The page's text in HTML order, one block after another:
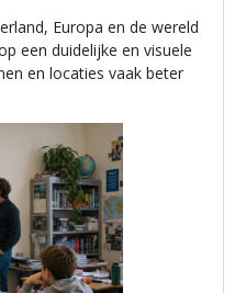
Europa en de wereld
een duidelijke en visuele
en locaties vaak beter